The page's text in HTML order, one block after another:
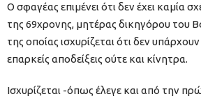
Ο σφαγέας επιμένει ότι δεν έχει καμία
της 69χρονης, μητέρας δικηγόρου του
της οποίας ισχυρίζεται ότι δεν
επαρκείς αποδείξεις ούτε και κίνητρα.
Ισχυρίζεται -όπως έλεγε και από την